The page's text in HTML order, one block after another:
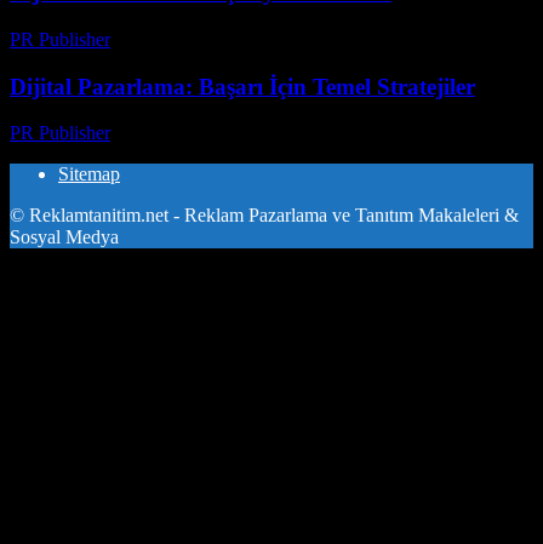
PR Publisher-
Dijital Pazarlama: Başarı İçin Temel Stratejiler
PR Publisher-
Sitemap
© Reklamtanitim.net - Reklam Pazarlama ve Tanıtım Makaleleri &
Sosyal Medya